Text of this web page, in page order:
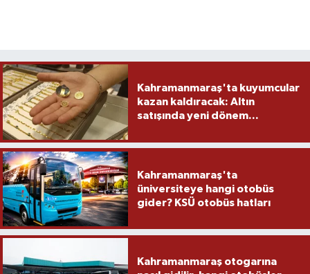
Kahramanmaraş'ta kuyumcular
kazan kaldıracak: Altın
satışında yeni dönem...
Kahramanmaraş'ta
üniversiteye hangi otobüs
gider? KSÜ otobüs hatları
Kahramanmaraş otogarına